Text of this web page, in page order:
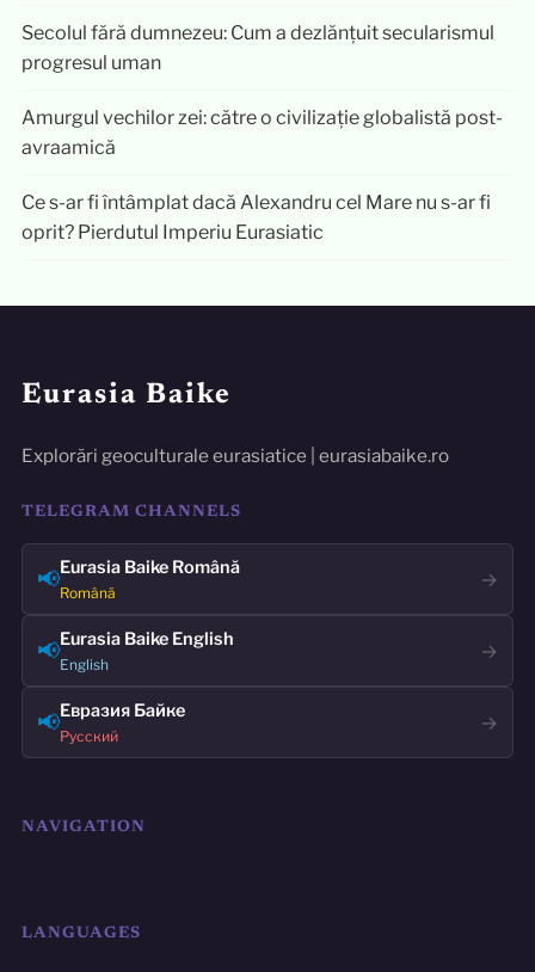
Secolul fără dumnezeu: Cum a dezlănțuit secularismul
progresul uman
Amurgul vechilor zei: către o civilizație globalistă post-
avraamică
Ce s-ar fi întâmplat dacă Alexandru cel Mare nu s-ar fi
oprit? Pierdutul Imperiu Eurasiatic
Eurasia Baike
Explorări geoculturale eurasiatice | eurasiabaike.ro
TELEGRAM CHANNELS
📢Eurasia Baike Română
Română
→
📢Eurasia Baike English
English
→
📢Евразия Байке
Русский
→
NAVIGATION
LANGUAGES